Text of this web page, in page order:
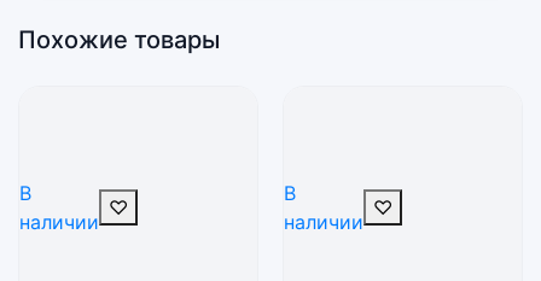
Похожие товары
В
наличии
♡
В
наличии
♡